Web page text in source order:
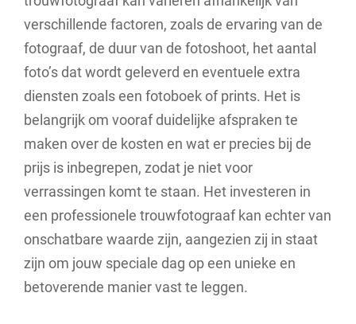
verschillende factoren, zoals de ervaring van de
fotograaf, de duur van de fotoshoot, het aantal
foto’s dat wordt geleverd en eventuele extra
diensten zoals een fotoboek of prints. Het is
belangrijk om vooraf duidelijke afspraken te
maken over de kosten en wat er precies bij de
prijs is inbegrepen, zodat je niet voor
verrassingen komt te staan. Het investeren in
een professionele trouwfotograaf kan echter van
onschatbare waarde zijn, aangezien zij in staat
zijn om jouw speciale dag op een unieke en
betoverende manier vast te leggen.